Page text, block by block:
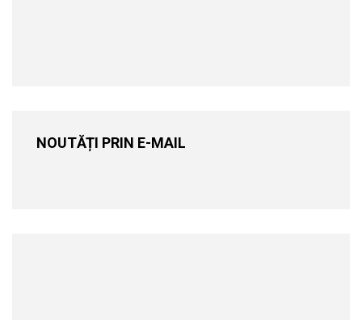
NOUTĂȚI PRIN E-MAIL